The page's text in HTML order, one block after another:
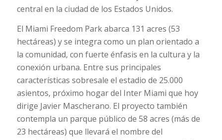
central en la ciudad de los Estados Unidos.
El Miami Freedom Parkabarca 131 acres (53
hectáreas) y se integra como un plan orientado a
la comunidad, con fuerte énfasis en la cultura y la
conexión urbana. Entre sus principales
características sobresale el estadio de 25.000
asientos, próximo hogar del Inter Miami que hoy
dirige Javier Mascherano. El proyecto también
contempla un parque público de 58 acres (más de
23 hectáreas) que llevará el nombre del